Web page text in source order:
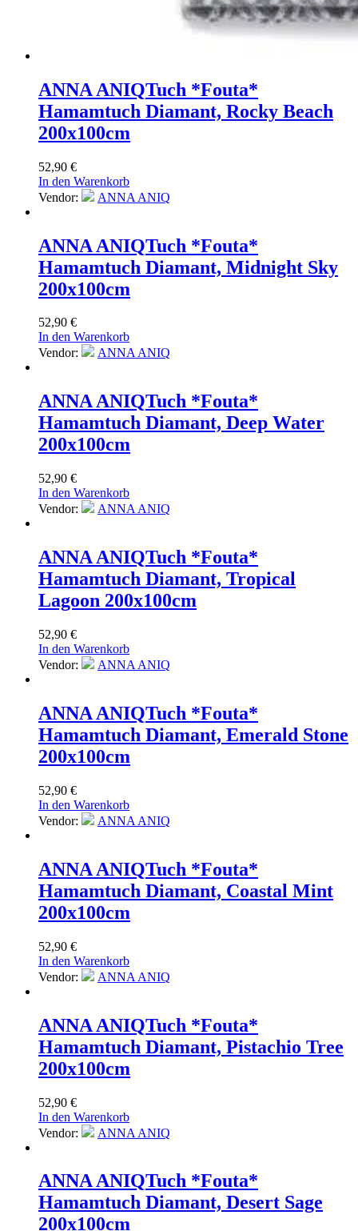
ANNA ANIQTuch *Fouta*
Hamamtuch Diamant, Rocky Beach
200x100cm
52,90 €
In den Warenkorb
Vendor:
ANNA ANIQ
ANNA ANIQTuch *Fouta*
Hamamtuch Diamant, Midnight Sky
200x100cm
52,90 €
In den Warenkorb
Vendor:
ANNA ANIQ
ANNA ANIQTuch *Fouta*
Hamamtuch Diamant, Deep Water
200x100cm
52,90 €
In den Warenkorb
Vendor:
ANNA ANIQ
ANNA ANIQTuch *Fouta*
Hamamtuch Diamant, Tropical
Lagoon 200x100cm
52,90 €
In den Warenkorb
Vendor:
ANNA ANIQ
ANNA ANIQTuch *Fouta*
Hamamtuch Diamant, Emerald Stone
200x100cm
52,90 €
In den Warenkorb
Vendor:
ANNA ANIQ
ANNA ANIQTuch *Fouta*
Hamamtuch Diamant, Coastal Mint
200x100cm
52,90 €
In den Warenkorb
Vendor:
ANNA ANIQ
ANNA ANIQTuch *Fouta*
Hamamtuch Diamant, Pistachio Tree
200x100cm
52,90 €
In den Warenkorb
Vendor:
ANNA ANIQ
ANNA ANIQTuch *Fouta*
Hamamtuch Diamant, Desert Sage
200x100cm